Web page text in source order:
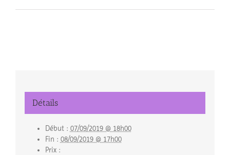
Détails
Début : 07/09/2019 @ 18h00
Fin : 08/09/2019 @ 17h00
Prix :